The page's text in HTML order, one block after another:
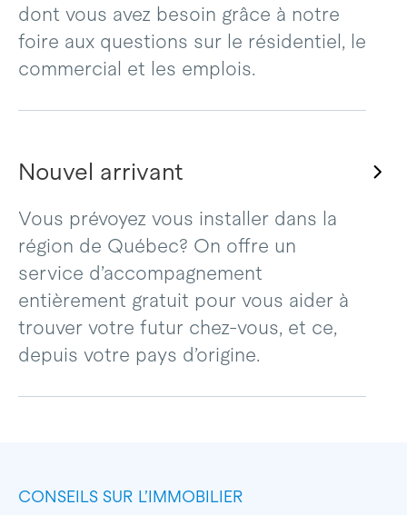
dont vous avez besoin grâce à notre
foire aux questions sur le résidentiel, le
commercial et les emplois.
Nouvel arrivant
Vous prévoyez vous installer dans la
région de Québec? On offre un
service d’accompagnement
entièrement gratuit pour vous aider à
trouver votre futur chez-vous, et ce,
depuis votre pays d’origine.
CONSEILS SUR L’IMMOBILIER